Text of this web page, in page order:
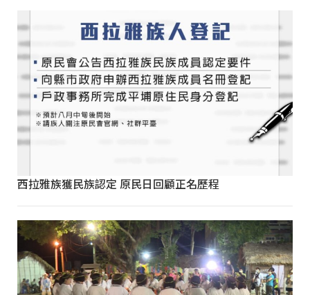
西拉雅族獲民族認定 原民日回顧正名歷程